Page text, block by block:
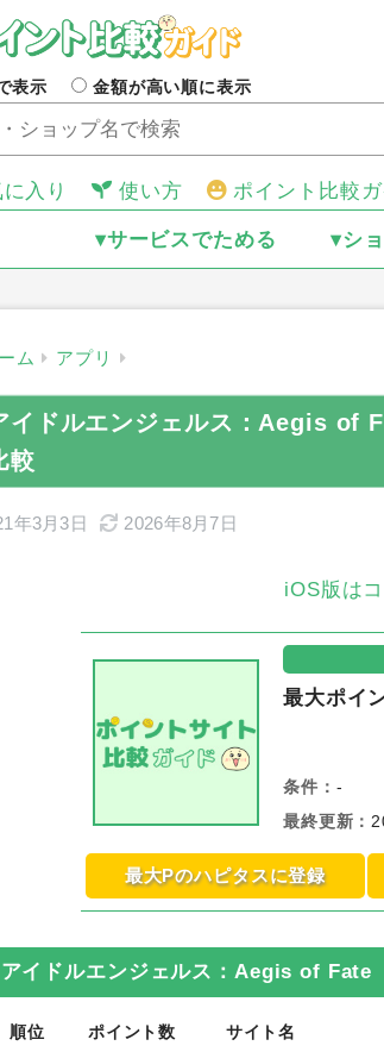
表示 金額が高い順に表示
入り 使い方 ポイント比較
▾サービスでためる ▾シ
ム アプリ
イドルエンジェルス：Aegis of
較
年3月3日 2026年8月7日
iOS版は
最大ポイ
条件： -
最終更新 ：
最大Pのハピタスに登録
アイドルエンジェルス：Aegis of Fate
順位 ポイント数 サイト名